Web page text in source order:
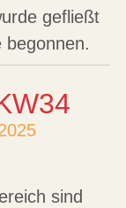
gefließt
begonnen.
sind